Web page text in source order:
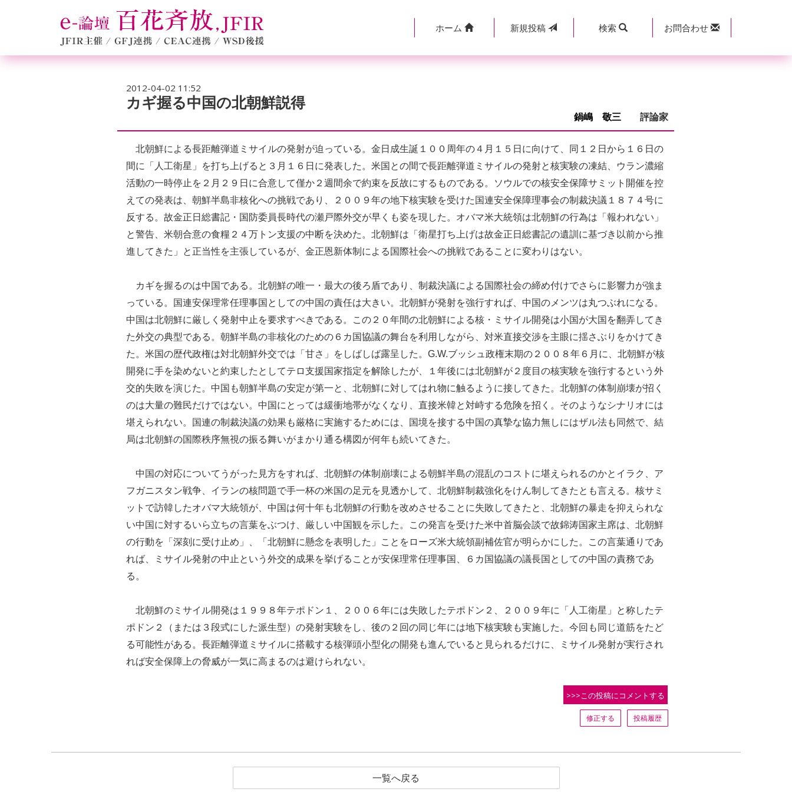
ホーム 新規投稿 検索 お問合わせ
2012-04-02 11:52
カギ握る中国の北朝鮮説得
鍋嶋 敬三 評論家
北朝鮮による長距離弾道ミサイルの発射が迫っている。金日成生誕１００周年の４月１５日に向けて、同１２日から１６日の
間に「人工衛星」を打ち上げると３月１６日に発表した。米国との間で長距離弾道ミサイルの発射と核実験の凍結、ウラン濃縮
活動の一時停止を２月２９日に合意して僅か２週間余で約束を反故にするものである。ソウルでの核安全保障サミット開催を控
えての発表は、朝鮮半島非核化への挑戦であり、２００９年の地下核実験を受けた国連安全保障理事会の制裁決議１８７４号に
反する。故金正日総書記・国防委員長時代の瀬戸際外交が早くも姿を現した。オバマ米大統領は北朝鮮の行為は「報われない」
と警告、米朝合意の食糧２４万トン支援の中断を決めた。北朝鮮は「衛星打ち上げは故金正日総書記の遺訓に基づき以前から推
進してきた」と正当性を主張しているが、金正恩新体制による国際社会への挑戦であることに変わりはない。
カギを握るのは中国である。北朝鮮の唯一・最大の後ろ盾であり、制裁決議による国際社会の締め付けでさらに影響力が強ま
っている。国連安保理常任理事国としての中国の責任は大きい。北朝鮮が発射を強行すれば、中国のメンツは丸つぶれになる。
中国は北朝鮮に厳しく発射中止を要求すべきである。この２０年間の北朝鮮による核・ミサイル開発は小国が大国を翻弄してき
た外交の典型である。朝鮮半島の非核化のための６カ国協議の舞台を利用しながら、対米直接交渉を主眼に揺さぶりをかけてき
た。米国の歴代政権は対北朝鮮外交では「甘さ」をしばしば露呈した。G.W.ブッシュ政権末期の２００８年６月に、北朝鮮が核
開発に手を染めないと約束したとしてテロ支援国家指定を解除したが、１年後には北朝鮮が２度目の核実験を強行するという外
交的失敗を演じた。中国も朝鮮半島の安定が第一と、北朝鮮に対してはれ物に触るように接してきた。北朝鮮の体制崩壊が招く
のは大量の難民だけではない。中国にとっては緩衝地帯がなくなり、直接米韓と対峙する危険を招く。そのようなシナリオには
堪えられない。国連の制裁決議の効果も厳格に実施するためには、国境を接する中国の真摯な協力無しにはザル法も同然で、結
局は北朝鮮の国際秩序無視の振る舞いがまかり通る構図が何年も続いてきた。
中国の対応についてうがった見方をすれば、北朝鮮の体制崩壊による朝鮮半島の混乱のコストに堪えられるのかとイラク、ア
フガニスタン戦争、イランの核問題で手一杯の米国の足元を見透かして、北朝鮮制裁強化をけん制してきたとも言える。核サミ
ットで訪韓したオバマ大統領が、中国は何十年も北朝鮮の行動を改めさせることに失敗してきたと、北朝鮮の暴走を抑えられな
い中国に対するいら立ちの言葉をぶつけ、厳しい中国観を示した。この発言を受けた米中首脳会談で故錦涛国家主席は、北朝鮮
の行動を「深刻に受け止め」、「北朝鮮に懸念を表明した」ことをローズ米大統領副補佐官が明らかにした。この言葉通りであ
れば、ミサイル発射の中止という外交的成果を挙げることが安保理常任理事国、６カ国協議の議長国としての中国の責務であ
る。
北朝鮮のミサイル開発は１９９８年テポドン１、２００６年には失敗したテポドン２、２００９年に「人工衛星」と称したテ
ポドン２（または３段式にした派生型）の発射実験をし、後の２回の同じ年には地下核実験も実施した。今回も同じ道筋をたど
る可能性がある。長距離弾道ミサイルに搭載する核弾頭小型化の開発も進んでいると見られるだけに、ミサイル発射が実行され
れば安全保障上の脅威が一気に高まるのは避けられない。
>>>この投稿にコメントする
修正する 投稿履歴
一覧へ戻る